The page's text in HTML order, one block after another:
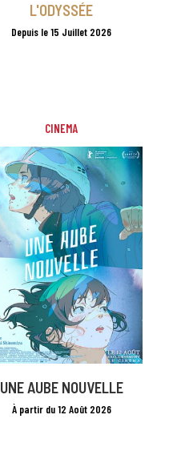
L'ODYSSÉE
Depuis le 15 Juillet 2026
CINEMA
UNE AUBE NOUVELLE
À partir du 12 Août 2026